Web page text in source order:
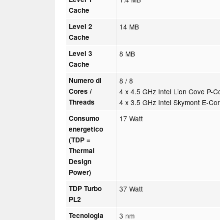
Cache
Level 2
Cache
14 MB
Level 3
Cache
8 MB
Numero di
Cores /
Threads
8 / 8
4 x 4.5 GHz Intel Lion Cove P-
4 x 3.5 GHz Intel Skymont E-
Consumo
energetico
(TDP =
Thermal
Design
Power)
17 Watt
TDP Turbo
PL2
37 Watt
Tecnologia
3 nm